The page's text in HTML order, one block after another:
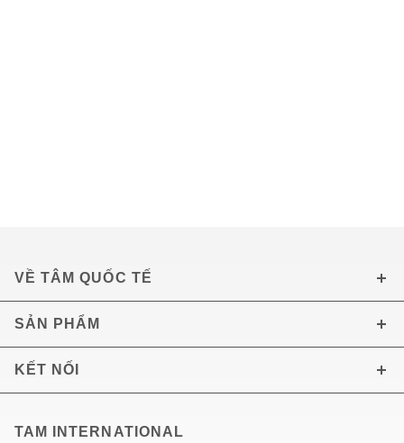
TAM INTERNATIONAL
VỀ TÂM QUỐC TẾ
SẢN PHẨM
KẾT NỐI